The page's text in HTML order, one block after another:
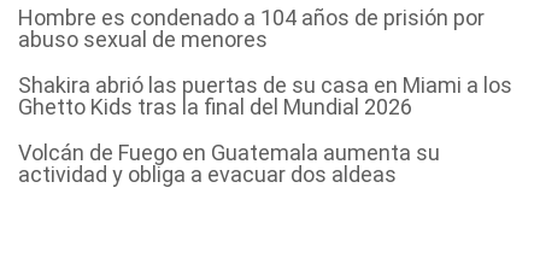
Hombre es condenado a 104 años de prisión por
abuso sexual de menores
Shakira abrió las puertas de su casa en Miami a los
Ghetto Kids tras la final del Mundial 2026
Volcán de Fuego en Guatemala aumenta su
actividad y obliga a evacuar dos aldeas